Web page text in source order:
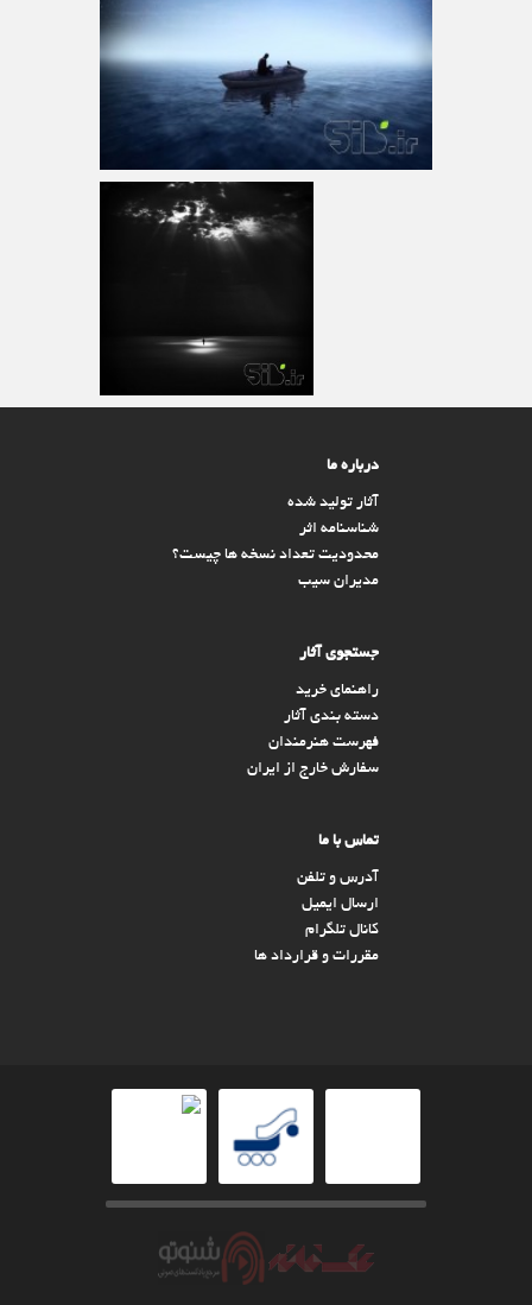
درباره ما
آثار تولید شده
شناسنامه اثر
محدودیت تعداد نسخه ها چیست؟
مدیران سیب
جستجوی آثار
راهنمای خرید
دسته بندی آثار
فهرست هنرمندان
سفارش خارج از ایران
تماس با ما
آدرس و تلفن
ارسال ایمیل
کانال تلگرام
مقررات و قرارداد ها